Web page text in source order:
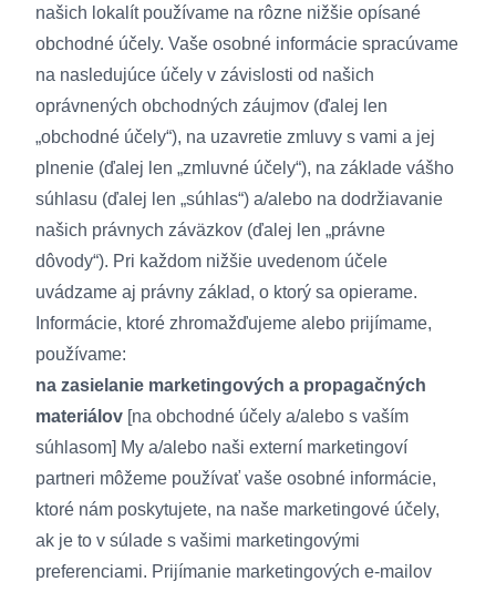
našich lokalít používame na rôzne nižšie opísané
obchodné účely. Vaše osobné informácie spracúvame
na nasledujúce účely v závislosti od našich
oprávnených obchodných záujmov (ďalej len
„obchodné účely“), na uzavretie zmluvy s vami a jej
plnenie (ďalej len „zmluvné účely“), na základe vášho
súhlasu (ďalej len „súhlas“) a/alebo na dodržiavanie
našich právnych záväzkov (ďalej len „právne
dôvody“). Pri každom nižšie uvedenom účele
uvádzame aj právny základ, o ktorý sa opierame.
Informácie, ktoré zhromažďujeme alebo prijímame,
používame:
na zasielanie marketingových a propagačných
materiálov [na obchodné účely a/alebo s vaším
súhlasom] My a/alebo naši externí marketingoví
partneri môžeme používať vaše osobné informácie,
ktoré nám poskytujete, na naše marketingové účely,
ak je to v súlade s vašimi marketingovými
preferenciami. Prijímanie marketingových e-mailov